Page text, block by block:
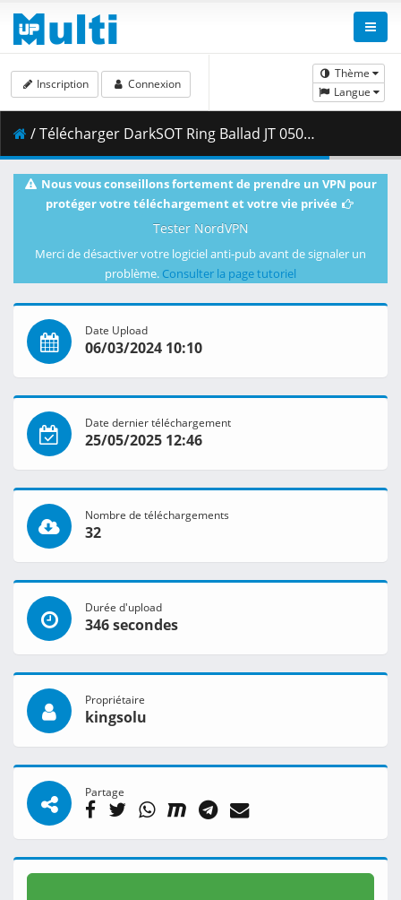
Thème
Langue
Inscription Connexion
/ Télécharger DarkSOT Ring Ballad JT 0501 5th Mar2024 HD.mp4 ( 1.77 GB )
Nous vous conseillons fortement de prendre un VPN pour
protéger votre téléchargement et votre vie privée
Tester NordVPN
Merci de désactiver votre logiciel anti-pub avant de signaler un
problème. Consulter la page tutoriel
Date Upload
06/03/2024 10:10
Date dernier téléchargement
25/05/2025 12:46
Nombre de téléchargements
32
Durée d'upload
346 secondes
Propriétaire
kingsolu
Partage